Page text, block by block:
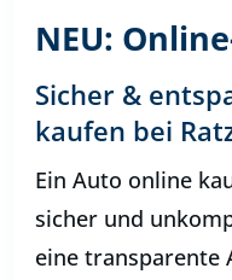
NEU:
Sicher &
kaufen bei
Ein Auto online
sicher und
eine transparente